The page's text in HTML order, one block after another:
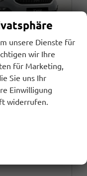
unsere Dienste für
wir Ihre
für Marketing,
Sie uns Ihr
Einwilligung
widerrufen.